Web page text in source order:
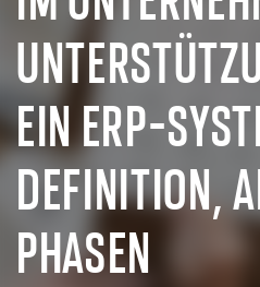
EIN ERP-
DEFINITION,
PHASEN